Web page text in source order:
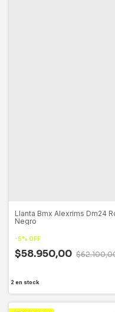
Llanta Bmx Alexrims Dm24
Negro
-5% OFF
$58.950,00
2 en stock